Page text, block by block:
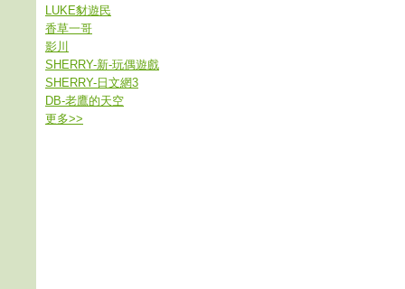
LUKE豺遊民
香草一哥
影川
SHERRY-新-玩偶遊戲
SHERRY-日文網3
DB-老鷹的天空
更多>>